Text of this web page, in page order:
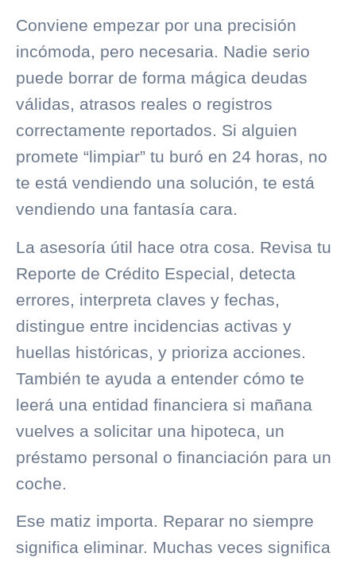
Conviene empezar por una precisión
incómoda, pero necesaria. Nadie serio
puede borrar de forma mágica deudas
válidas, atrasos reales o registros
correctamente reportados. Si alguien
promete “limpiar” tu buró en 24 horas, no
te está vendiendo una solución, te está
vendiendo una fantasía cara.
La asesoría útil hace otra cosa. Revisa tu
Reporte de Crédito Especial, detecta
errores, interpreta claves y fechas,
distingue entre incidencias activas y
huellas históricas, y prioriza acciones.
También te ayuda a entender cómo te
leerá una entidad financiera si mañana
vuelves a solicitar una hipoteca, un
préstamo personal o financiación para un
coche.
Ese matiz importa. Reparar no siempre
significa eliminar. Muchas veces significa